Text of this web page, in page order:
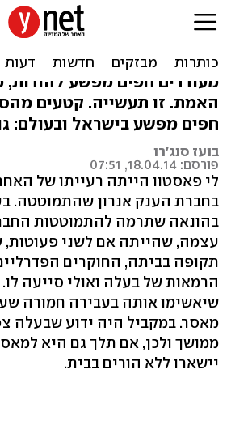
עסקות הטיעון -
מעודדים חפים מפשע להודות,
האמת. זו תעשייה. קטעים
חפים מפשע בישראל ובעולם:
בועז סנג'רו
פורסם: 18.04.14, 07:51
לי פאסטוו הייתה רעייתו של
בחברת הענק אנרון שהתמוטטה.
בהונאה שתרמה להתמוטטות
עצמה, שהייתה אם לשני
תקופה בביתה, החוקרים
הרמאות של בעלה ואולי סייעה
מאסר. במקביל היה ידוע שבעלה
ממושך ולכן, אם תלך גם היא
יישארו ללא הורים בבית.